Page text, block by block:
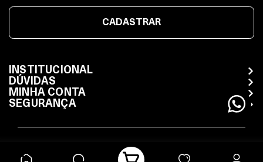
CADASTRAR
INSTITUCIONAL
DÚVIDAS
MINHA CONTA
SEGURANÇA
15.503.948/0001-37
Todos os direitos reservados / Whatsapp (11) 98470-7480